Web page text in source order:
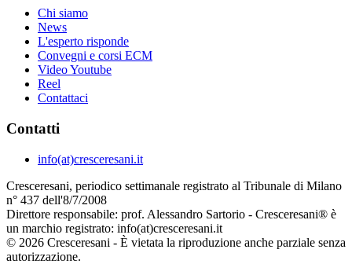
Chi siamo
News
L'esperto risponde
Convegni e corsi ECM
Video Youtube
Reel
Contattaci
Contatti
info(at)cresceresani.it
Cresceresani, periodico settimanale registrato al Tribunale di Milano
n° 437 dell'8/7/2008
Direttore responsabile: prof. Alessandro Sartorio - Cresceresani® è
un marchio registrato: info(at)cresceresani.it
© 2026 Cresceresani - È vietata la riproduzione anche parziale senza
autorizzazione.